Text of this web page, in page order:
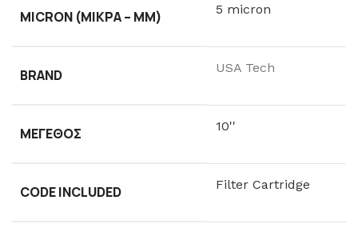
MICRON (ΜΙΚΡΆ – ΜM) 5 micron
BRAND USA Tech
ΜΈΓΕΘΟΣ 10''
CODE INCLUDED Filter Cartridge